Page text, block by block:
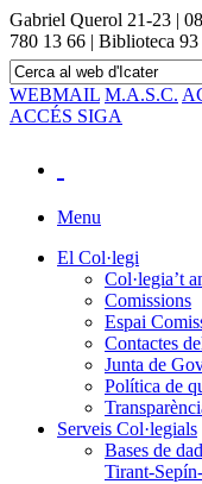
Gabriel Querol 21-23 |
780 13 66 | Biblioteca
WEBMAIL M.A.S.C.
ACCÉS SIGA
Menu
El Col·legi
Col·legia’t
Comissions
Espai
Contactes
Junta de
Política de
Serveis Col·legials
Bases de
Tirant-